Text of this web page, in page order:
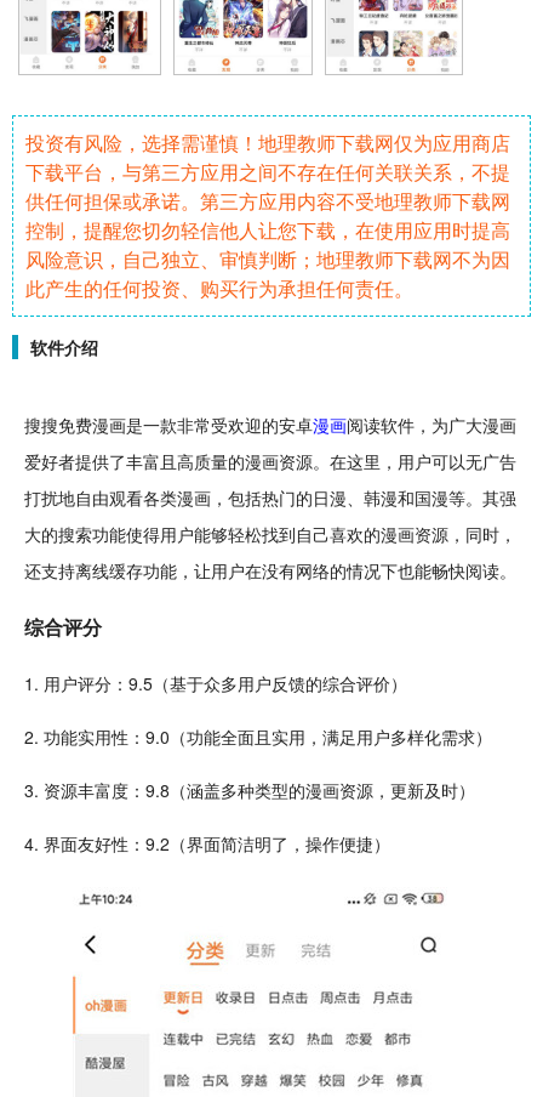
投资有风险，选择需谨慎！地理教师下载网仅为应用商店
下载平台，与第三方应用之间不存在任何关联关系，不提
供任何担保或承诺。第三方应用内容不受地理教师下载网
控制，提醒您切勿轻信他人让您下载，在使用应用时提高
风险意识，自己独立、审慎判断；地理教师下载网不为因
此产生的任何投资、购买行为承担任何责任。
软件介绍
搜搜免费漫画是一款非常受欢迎的安卓漫画阅读软件 ，为广大漫画
爱好者提供了丰富且高质量的漫画资源。在这里，用户可以无广告
打扰地自由观看各类漫画，包括热门的日漫、 韩漫和国漫等。其强
大的搜索功能使得用户能够轻松找到自己喜欢的漫画资源，同时，
还支持离线缓存功能，让用户在没有网络的情况下也能畅快阅读。
综合评分
1. 用户评分：9.5（基于众多用户反馈的综合评价）
2. 功能实用性：9.0（功能全面且实用，满足用户多样化需求）
3. 资源丰富度：9.8（涵盖多种类型的漫画资源，更新及时）
4. 界面友好性：9.2（界面简洁明了，操作便捷）